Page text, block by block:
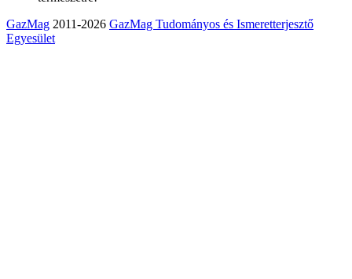
GazMag 2011-2026 GazMag Tudományos és Ismeretterjesztő
Egyesület